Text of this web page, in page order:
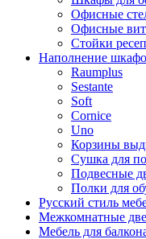
Офисные
Офисные
Стойки
Наполнение
Raumplus
Sestante
Soft
Cornice
Uno
Корзины
Сушка для
Подвесные
Полки для
Русский стиль
Межкомнатные
Мебель для